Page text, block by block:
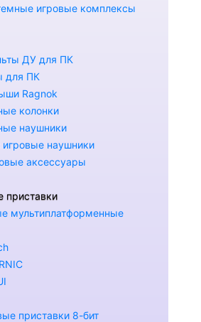
игровые комплексы
ДУ для ПК
для ПК
Ragnok
колонки
наушники
наушники
аксессуары
приставки
мультиплатформенные
приставки 8-бит